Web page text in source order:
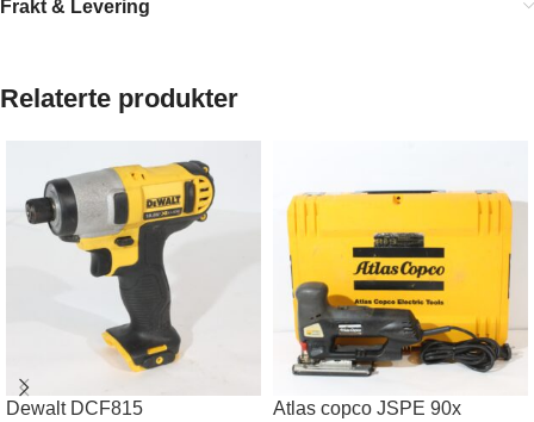
Frakt & Levering
Relaterte produkter
Dewalt DCF815
Atlas copco JSPE 90x